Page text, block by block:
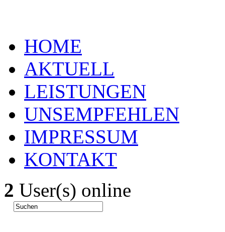
HOME
AKTUELL
LEISTUNGEN
UNSEMPFEHLEN
IMPRESSUM
KONTAKT
2 User(s) online